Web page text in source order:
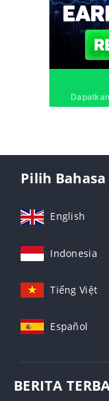
Pilih Bahasa
English
Indonesia
Tiếng Việt
Español
BERITA